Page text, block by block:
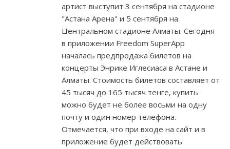
артист выступит 3 сентября на стадионе
"Астана Арена" и 5 сентября на
Центральном стадионе Алматы. Сегодня
в приложении Freedom SuperApp
началась предпродажа билетов на
концерты Энрике Иглесиаса в Астане и
Алматы. Стоимость билетов составляет от
45 тысяч до 165 тысяч тенге, купить
можно будет не более восьми на одну
почту и один номер телефона.
Отмечается, что при входе на сайт и в
приложение будет действовать